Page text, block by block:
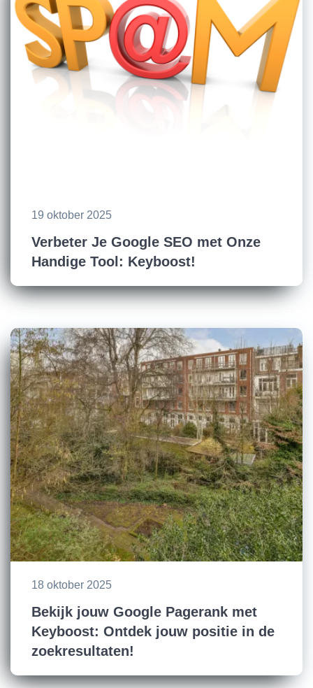
19 oktober 2025
Verbeter Je Google SEO met Onze
Handige Tool: Keyboost!
18 oktober 2025
Bekijk jouw Google Pagerank met
Keyboost: Ontdek jouw positie in de
zoekresultaten!